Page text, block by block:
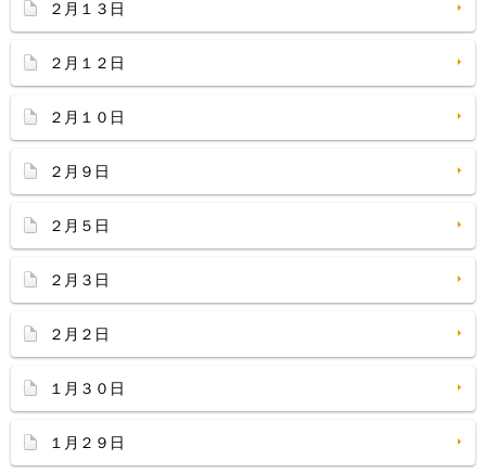
２月１３日
２月１２日
２月１０日
２月９日
２月５日
２月３日
２月２日
１月３０日
１月２９日